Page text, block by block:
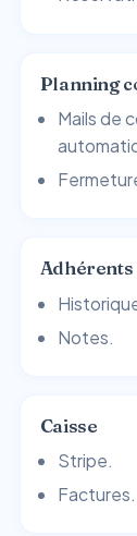
Planning
Mails de
Adhérents
Notes.
Caisse
Stripe.
Factures.